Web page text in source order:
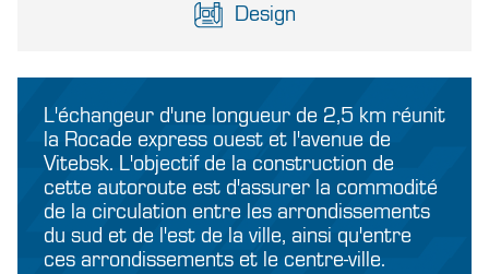
Design
L'échangeur d'une longueur de 2,5 km réunit
la Rocade express ouest et l'avenue de
Vitebsk. L'objectif de la construction de
cette autoroute est d'assurer la commodité
de la circulation entre les arrondissements
du sud et de l'est de la ville, ainsi qu'entre
ces arrondissements et le centre-ville.